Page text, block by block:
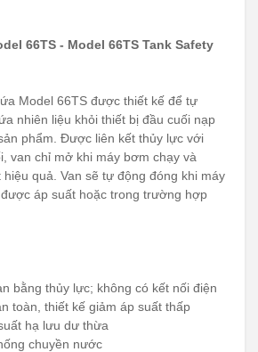
66TS - Model 66TS Tank Safety
Model 66TS được thiết kế để tự
nhiên liệu khỏi thiết bị đầu cuối nạp
phẩm. Được liên kết thủy lực với
van chỉ mở khi máy bơm chạy và
quả. Van sẽ tự động đóng khi máy
áp suất hoặc trong trường hợp
bằng thủy lực; không có kết nối điện
toàn, thiết kế giảm áp suất thấp
hạ lưu dư thừa
chuyền nước